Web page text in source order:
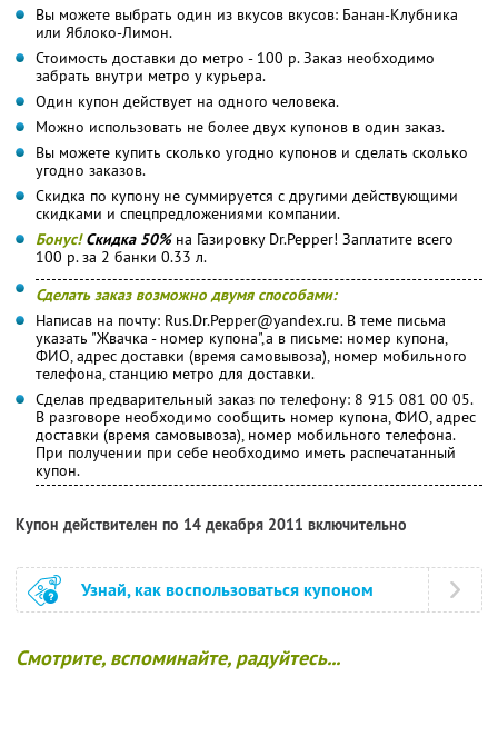
Вы можете выбрать один из вкусов вкусов: Банан-Клубника
или Яблоко-Лимон.
Стоимость доставки до метро - 100 р. Заказ необходимо
забрать внутри метро у курьера.
Один купон действует на одного человека.
Можно использовать не более двух купонов в один заказ.
Вы можете купить сколько угодно купонов и сделать сколько
угодно заказов.
Скидка по купону не суммируется с другими действующими
скидками и спецпредложениями компании.
Бонус!Скидка 50%на Газировку Dr.Pepper! Заплатите всего
100 р. за 2 банки 0.33 л.
Сделать заказ возможно двумя способами:
Написав на почту: Rus.Dr.Pepper@yandex.ru. В теме письма
указать "Жвачка - номер купона",а в письме: номер купона,
ФИО, адрес доставки (время самовывоза), номер мобильного
телефона, станцию метро для доставки.
Сделав предварительный заказ по телефону: 8 915 081 00 05.
В разговоре необходимо сообщить номер купона, ФИО, адрес
доставки (время самовывоза), номер мобильного телефона.
При получении при себе необходимо иметь распечатанный
купон.
Купон действителен по 14 декабря 2011 включительно
Узнай, как воспользоваться купоном
Смотрите, вспоминайте, радуйтесь...